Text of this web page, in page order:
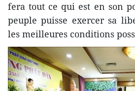
fera tout ce qui est en son
peuple puisse exercer sa
les meilleures conditions